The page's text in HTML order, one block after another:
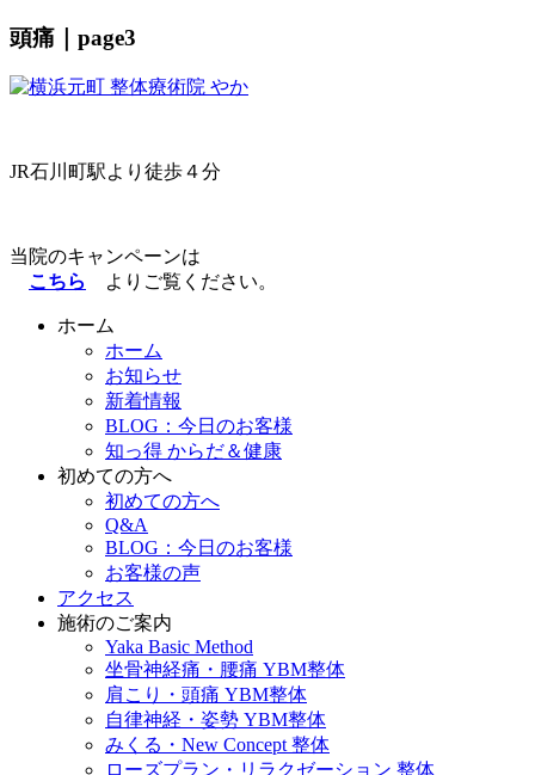
頭痛｜page3
JR石川町駅より 徒歩４分
当院のキャンペーンは
こちら
よりご覧ください。
ホーム
ホーム
お知らせ
新着情報
BLOG：今日のお客様
知っ得 からだ＆健康
初めての方へ
初めての方へ
Q&A
BLOG：今日のお客様
お客様の声
アクセス
施術のご案内
Yaka Basic Method
坐骨神経痛・腰痛 YBM整体
肩こり・頭痛 YBM整体
自律神経・姿勢 YBM整体
みくる・New Concept 整体
ローズプラン・リラクゼーション 整体